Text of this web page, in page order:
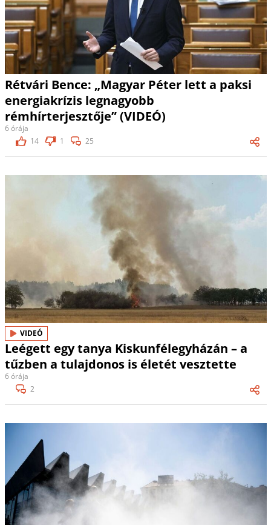
Rétvári Bence: „Magyar Péter lett a paksi
energiakrízis legnagyobb
rémhírterjesztője” (VIDEÓ)
6 órája
14
1 25
VIDEÓ
Leégett egy tanya Kiskunfélegyházán – a
tűzben a tulajdonos is életét vesztette
6 órája
2